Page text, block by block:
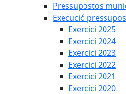
Pressupostos
Execució
Exercici 2025
Exercici 2024
Exercici 2023
Exercici 2022
Exercici 2021
Exercici 2020